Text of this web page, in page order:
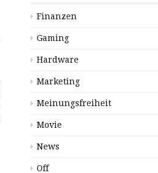
Finanzen
Gaming
Hardware
Marketing
Meinungsfreiheit
Movie
News
Off